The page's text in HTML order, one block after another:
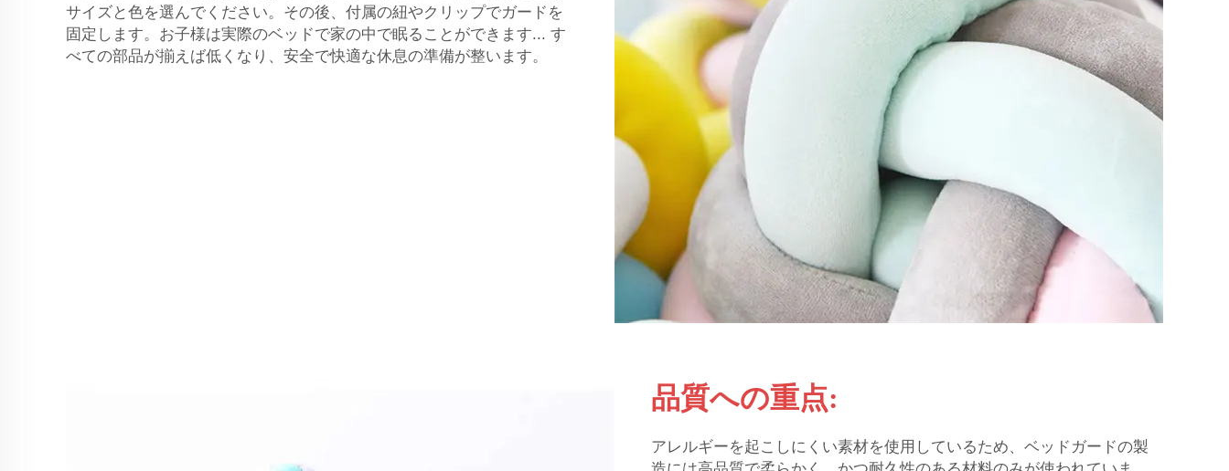
サイズと色を選んでください。その後、付属の紐やクリップでガードを
固定します。お子様は実際のベッドで家の中で眠ることができます... す
べての部品が揃えば低くなり、安全で快適な休息の準備が整います。
品質への重点:
アレルギーを起こしにくい素材を使用しているため、ベッドガードの製